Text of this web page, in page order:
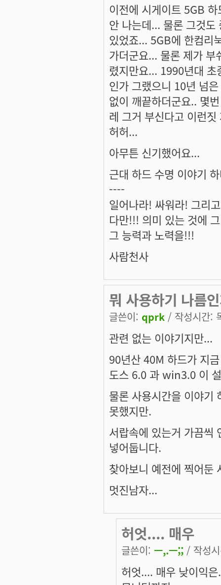
이전에 시게이트 5GB
안 나는데... 물론 그것
있었죠... 5GB에 한컴리
가더군요... 물론 제가 부
렸지만요... 1990년대
인가 그랬으니 10년 넘
없이 깨끝하더군요.. 몇
레 그거 부신다고 이런
허허...
아무튼 신기했어요...
근대 하드 수명 이야기
----
일어나라! 싸워라! 그리
다만!!! 의미 있는 것에
그 능력과 노력을!!!
사람천사
뭐 사용하기 나름
글쓴이: qprk / 작성시간:
관련 없는 이야기지만...
90년산 40M 하드가 지
도스 6.0 과 win3.0 이
물론 사용시간을 이야기
못했지만.
서랍속에 있는거 가끔씩
넣어둡니다.
찾아보니 예전에 찍어둔
멋진남자...
허엇.... 매우
글쓴이: ㅡ,.ㅡ;; / 작성
허엇.... 매우 낮이익